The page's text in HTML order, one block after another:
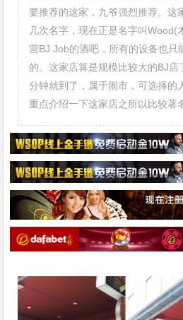
要推荐的这家，九爷强烈推荐。这
几次名字，现在正是名字叫Wood(
营BJ Job的酒吧，所有的设备也只
的。这家店算是规模比较大的BJ
分钟就到了，属于闹市，可选择的
重点介绍一下这家店之所以比较著